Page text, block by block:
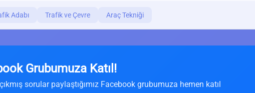
Adabı Trafik ve Çevre Araç Tekniği
Grubumuza Katıl!
sorular paylaştığımız Facebook grubumuza hemen katıl